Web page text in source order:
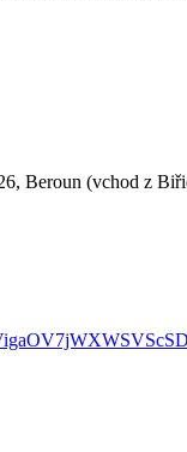
Beroun (vchod z